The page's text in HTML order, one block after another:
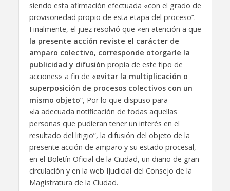
siendo esta afirmación efectuada «con el grado de
provisoriedad propio de esta etapa del proceso”.
Finalmente, el juez resolvió que «en atención a que
la presente acción reviste el carácter de
amparo colectivo, corresponde otorgarle la
publicidad y difusión propia de este tipo de
acciones» a fin de «evitar la multiplicación o
superposición de procesos colectivos con un
mismo objeto”, Por lo que dispuso para
«la adecuada notificación de todas aquellas
personas que pudieran tener un interés en el
resultado del litigio”, la difusión del objeto de la
presente acción de amparo y su estado procesal,
en el Boletín Oficial de la Ciudad, un diario de gran
circulación y en la web IJudicial del Consejo de la
Magistratura de la Ciudad.